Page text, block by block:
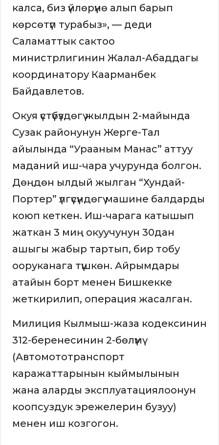
калса, биз үйлөрүнө алып барып
көрсөтүп турабыз», — деди
Саламаттык сактоо
министрлигинин Жалал-Абаддагы
координатору Каарманбек
Байдавлетов.
Окуя үстүбүздөгү жылдын 2-майында
Сузак районунун Жерге-Тал
айылында “Урааным Манас” аттуу
маданий иш-чара учурунда болгон.
Дөңдөн ылдый жылган “Хундай-
Портер” үлгүсүндөгү машине балдарды
коюп кеткен. Иш-чарага катышып
жаткан 3 миң окуучунун 30дан
ашыгы жабыр тартып, бир тобу
ооруканага түшкөн. Айрымдары
атайын борт менен Бишкекке
жеткирилип, операция жасалган.
Милиция Кылмыш-жаза кодексинин
312-беренесинин 2-бөлүмү
(Автомототранспорт
каражаттарынын кыймылынын
жана аларды эксплуатациялоонун
коопсуздук эрежелерин бузуу)
менен иш козгогон.